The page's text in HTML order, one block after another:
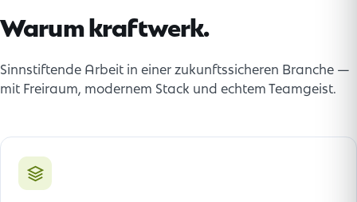
Warum kraftwerk.
Sinnstiftende Arbeit in einer zukunftssicheren Branche —
mit Freiraum, modernem Stack und echtem Teamgeist.